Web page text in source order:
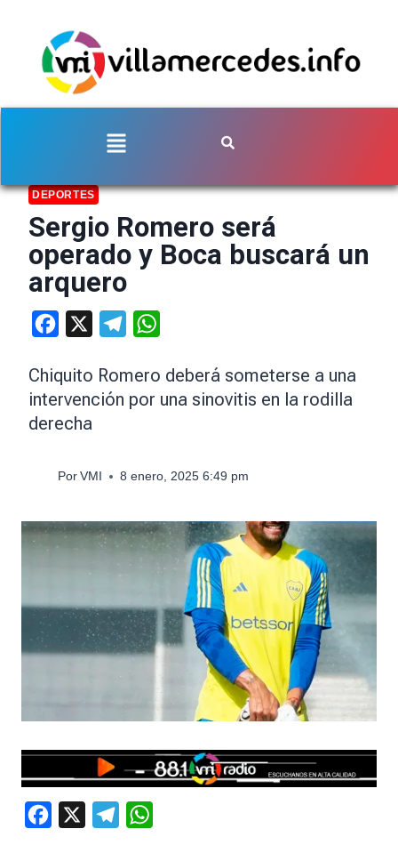
DEPORTES
Sergio Romero será
operado y Boca buscará un
arquero
Facebook Telegram
Chiquito Romero deberá someterse a una
intervención por una sinovitis en la rodilla
derecha
Por VMI 8 enero, 2025 6:49 pm